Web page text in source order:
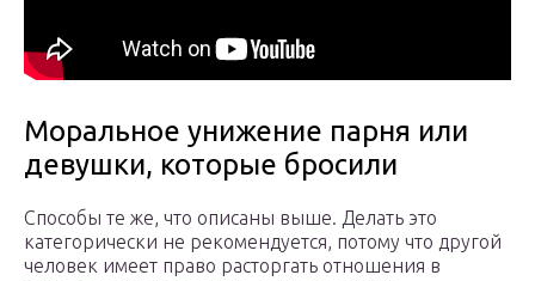
Моральное унижение парня или
девушки, которые бросили
Способы те же, что описаны выше. Делать это
категорически не рекомендуется, потому что другой
человек имеет право расторгать отношения в